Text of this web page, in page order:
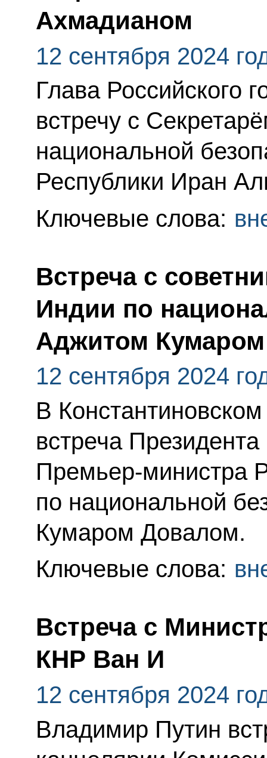
Ахмадианом
12 сентября 2024
Глава Российского
встречу с
национальной
Республики Иран
Ключевые слова:
Встреча с
Индии по
Аджитом
12 сентября 2024
В
встреча
Премьер-министра
по национальной
Кумаром Довалом.
Ключевые слова:
Встреча с
КНР Ван И
12 сентября 2024
Владимир Путин